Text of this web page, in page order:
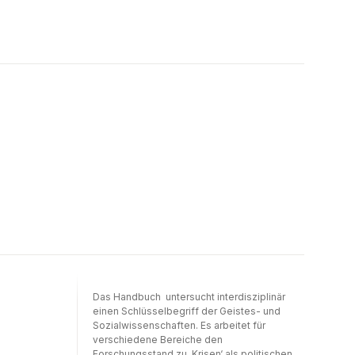
Das Handbuch untersucht interdisziplinär
einen Schlüsselbegriff der Geistes- und
Sozialwissenschaften. Es arbeitet für
verschiedene Bereiche den